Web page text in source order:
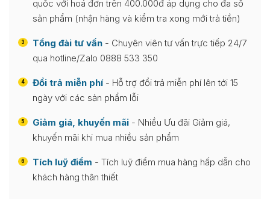
quốc với hoá đơn trên 400.000đ áp dụng cho đa số
sản phẩm (nhận hàng và kiểm tra xong mới trả tiền)
3 Tổng đài tư vấn - Chuyên viên tư vấn trực tiếp 24/7
qua hotline/Zalo 0888 533 350
4 Đổi trả miễn phí - Hỗ trợ đổi trả miễn phí lên tới 15
ngày với các sản phẩm lỗi
5 Giảm giá, khuyến mãi - Nhiều Ưu đãi Giảm giá,
khuyến mãi khi mua nhiều sản phẩm
6 Tích luỹ điểm - Tích luỹ điểm mua hàng hấp dẫn cho
khách hàng thân thiết